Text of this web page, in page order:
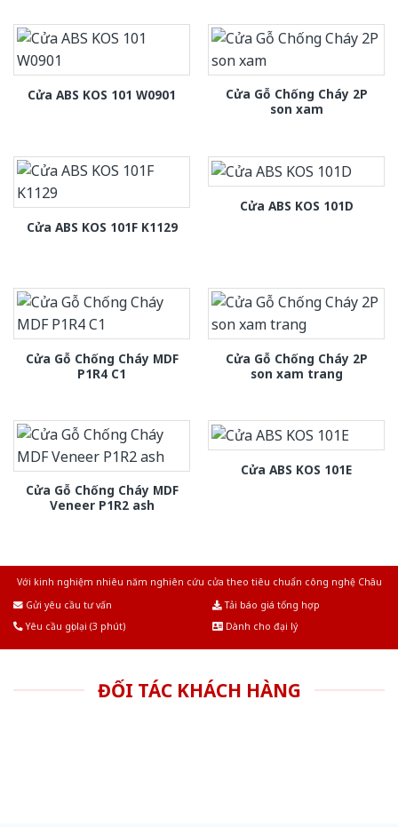
Cửa ABS KOS 101 W0901
Cửa Gỗ Chống Cháy 2P
son xam
Cửa ABS KOS 101F K1129
Cửa ABS KOS 101D
Cửa Gỗ Chống Cháy MDF
P1R4 C1
Cửa Gỗ Chống Cháy 2P
son xam trang
Cửa Gỗ Chống Cháy MDF
Veneer P1R2 ash
Cửa ABS KOS 101E
Với kinh nghiệm nhiêu năm nghiên cứu cửa theo tiêu chuẩn công nghệ Châu
Gửi yêu cầu tư vấn
Tải báo giá tổng hợp
Yêu cầu gọi lại (3 phút)
Dành cho đại lý
ĐỐI TÁC KHÁCH HÀNG